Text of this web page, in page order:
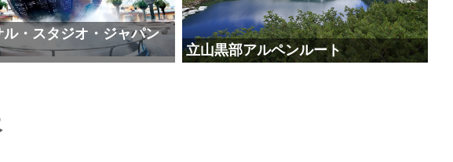
・スタジオ・ジャパン
立山黒部アルペンルート